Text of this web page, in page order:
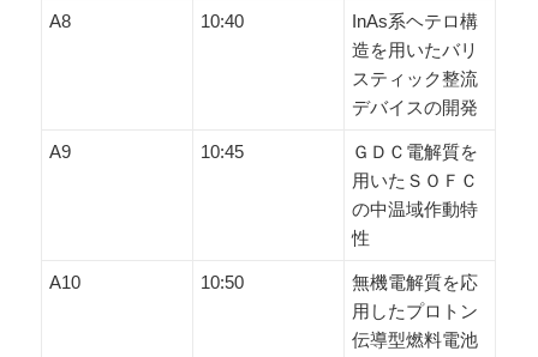
A8 10:40
InAs系ヘテロ構
造を用いたバリ
スティック整流
デバイスの開発
A9 10:45
ＧＤＣ電解質を
用いたＳＯＦＣ
の中温域作動特
性
A10 10:50
無機電解質を応
用したプロトン
伝導型燃料電池